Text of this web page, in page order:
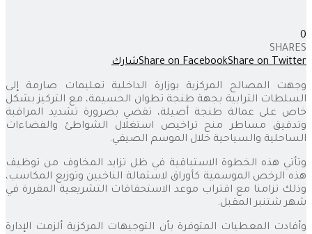
0
SHARES
Share on FacebookShare on Twitter شارك
وجهت المصالح المركزية بوزارة الداخلية تعليمات صارمة إلى
السلطات الترابية بجهة طنجة تطوان الحسيمة، مع التركيز بشكل
خاص على عمالة طنجة أصيلة، تقضي بضرورة تشديد المراقبة
وتدقيق مساطر منح تراخيص استغلال الشواطئ والفضاءات
الساحلية والسياحية خلال الموسم الصيفي.
وتأتي هذه الخطوة الاستباقية في ظل تزايد المخاوف من توظيف
هذه الرخص الموسمية كأوراق لاستمالة الناخبين وتوزيع المكاسب،
وذلك تزامنا مع اقتراب موعد الاستحقاقات التشريعية المقررة في
شهر شتنبر المقبل.
وأفادت المعطيات المتوفرة بأن التوجيهات المركزية ألزمت الإدارة